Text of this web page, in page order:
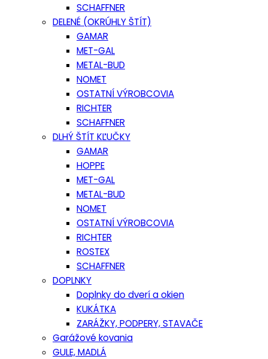
SCHAFFNER
DELENÉ (OKRÚHLY ŠTÍT)
GAMAR
MET-GAL
METAL-BUD
NOMET
OSTATNÍ VÝROBCOVIA
RICHTER
SCHAFFNER
DLHÝ ŠTÍT KĽUČKY
GAMAR
HOPPE
MET-GAL
METAL-BUD
NOMET
OSTATNÍ VÝROBCOVIA
RICHTER
ROSTEX
SCHAFFNER
DOPLNKY
Doplnky do dverí a okien
KUKÁTKA
ZARÁŽKY, PODPERY, STAVAČE
Garážové kovania
GULE, MADLÁ